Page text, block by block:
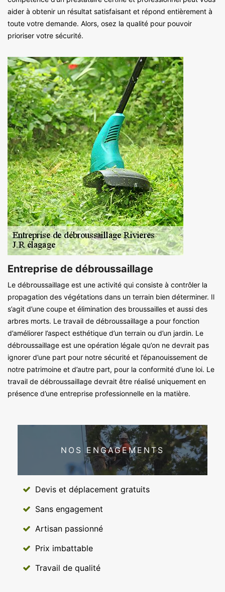
aider à obtenir un résultat satisfaisant et répond entièrement à
toute votre demande. Alors, osez la qualité pour pouvoir
prioriser votre sécurité.
Entreprise de débroussaillage
Le débroussaillage est une activité qui consiste à contrôler la
propagation des végétations dans un terrain bien déterminer. Il
s’agit d’une coupe et élimination des broussailles et aussi des
arbres morts. Le travail de débroussaillage a pour fonction
d’améliorer l’aspect esthétique d’un terrain ou d’un jardin. Le
débroussaillage est une opération légale qu’on ne devrait pas
ignorer d’une part pour notre sécurité et l’épanouissement de
notre patrimoine et d’autre part, pour la conformité d’une loi. Le
travail de débroussaillage devrait être réalisé uniquement en
présence d’une entreprise professionnelle en la matière.
NOS ENGAGEMENTS
Devis et déplacement gratuits
Sans engagement
Artisan passionné
Prix imbattable
Travail de qualité